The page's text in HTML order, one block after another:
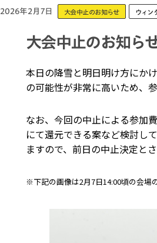
2026年2月7日 大会中止のお知らせ ウィン
大会中止のお知ら
本日の降雪と明日明け方にか
の可能性が非常に高いため、
なお、今回の中止による参加
にて還元できる案など検討し
ますので、前日の中止決定と
※下記の画像は2月7日14:00頃の会場